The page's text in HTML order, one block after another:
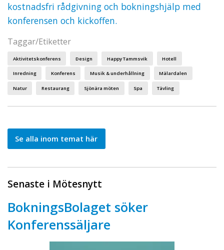
kostnadsfri rådgivning och bokningshjälp med
konferensen och kickoffen.
Taggar/Etiketter
Aktivitetskonferens Design Happy Tammsvik Hotell
Inredning Konferens Musik & underhållning Mälardalen
Natur Restaurang Sjönära möten Spa Tävling
Se alla inom temat här
Senaste i Mötesnytt
BokningsBolaget söker
Konferenssäljare